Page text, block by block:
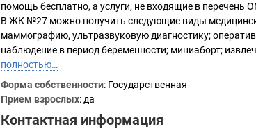
помощь бесплатно, а услуги, не входящие в перечень
В ЖК №27 можно получить следующие виды
маммографию, ультразвуковую диагностику;
наблюдение в период беременности; миниаборт;
полностью…
Форма собственности: Государственная
Прием взрослых: да
Контактная информация